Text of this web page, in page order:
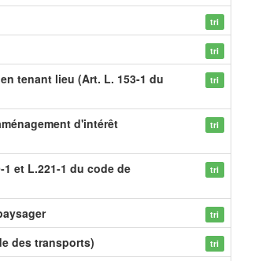
tri
tri
tenant lieu (Art. L. 153-1 du
tri
d'intérêt
tri
et L.221-1 du code de
tri
tri
des transports) tri